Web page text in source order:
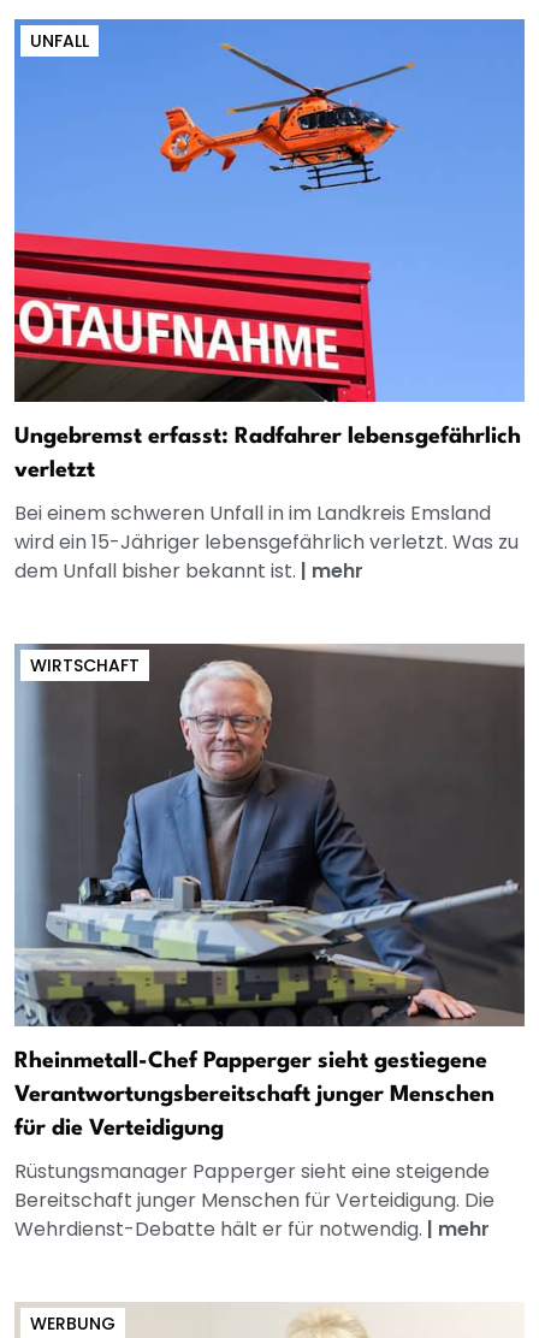
UNFALL
Ungebremst erfasst: Radfahrer lebensgefährlich
verletzt
Bei einem schweren Unfall in im Landkreis Emsland
wird ein 15-Jähriger lebensgefährlich verletzt. Was zu
dem Unfall bisher bekannt ist. | mehr
WIRTSCHAFT
Rheinmetall-Chef Papperger sieht gestiegene
Verantwortungsbereitschaft junger Menschen
für die Verteidigung
Rüstungsmanager Papperger sieht eine steigende
Bereitschaft junger Menschen für Verteidigung. Die
Wehrdienst-Debatte hält er für notwendig. | mehr
WERBUNG